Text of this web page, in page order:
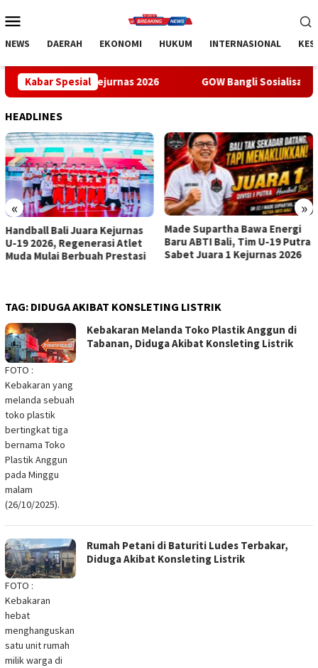
ke
Mobile
NEWS DAERAH EKONOMI HUKUM INTERNASIONAL
Kabar Spesial
1 Kejurnas 2026 GOW Bangli Sosialisasikan
HEADLINES
« »
Made Supartha Bawa Energi
Baru ABTI Bali, Tim U-19 Putra
Sabet Juara 1 Kejurnas 2026
GOW Bangli Sosialisasikan
Pencegahan Bullying di SMPN
1 Kintamani
TAG: DIDUGA AKIBAT KONSLETING LISTRIK
FOTO :
Kebakaran yang
melanda sebuah
toko plastik
bertingkat tiga
bernama Toko
Plastik Anggun
pada Minggu
malam
(26/10/2025).
Kebakaran Melanda Toko Plastik Anggun di
Tabanan, Diduga Akibat Konsleting Listrik
FOTO :
Kebakaran
hebat
menghanguskan
satu unit rumah
milik warga di
Rumah Petani di Baturiti Ludes Terbakar,
Diduga Akibat Konsleting Listrik